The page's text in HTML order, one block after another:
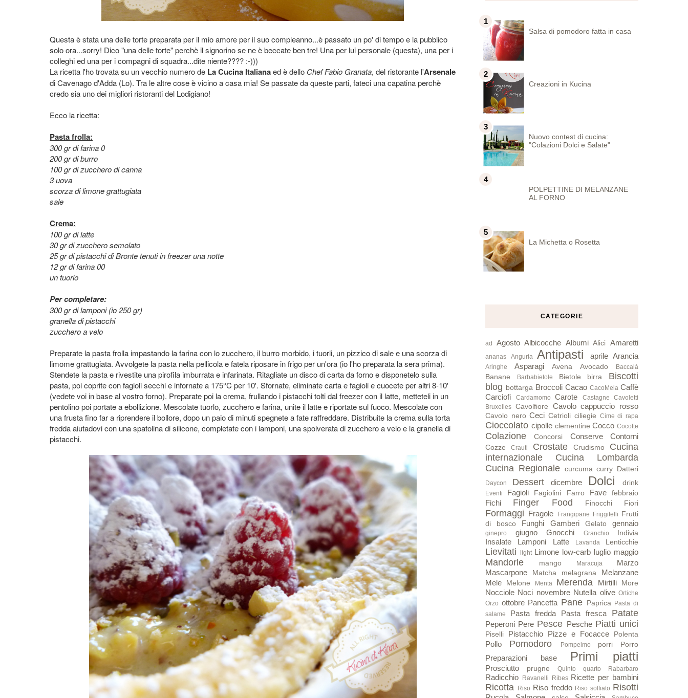
Questa è stata una delle torte preparata per il mio amore per il suo compleanno...è passato un po' di tempo e la pubblico
solo ora...sorry! Dico "una delle torte" perchè il signorino se ne è beccate ben tre! Una per lui personale (questa), una per i
colleghi ed una per i compagni di squadra...dite niente???? :-)))
La ricetta l'ho trovata su un vecchio numero de La Cucina Italianaed è dello Chef Fabio Granata, del ristorante l'Arsenale
di Cavenago d'Adda (Lo). Tra le altre cose è vicino a casa mia! Se passate da queste parti, fateci una capatina perchè
credo sia uno dei migliori ristoranti del Lodigiano!
Ecco la ricetta:
Pasta frolla:
300 gr di farina 0
200 gr di burro
100 gr di zucchero di canna
3 uova
scorza di limone grattugiata
sale
Crema:
100 gr di latte
30 gr di zucchero semolato
25 gr di pistacchi di Bronte tenuti in freezer una notte
12 gr di farina 00
un tuorlo
Per completare:
300 gr di lamponi (io 250 gr)
granella di pistacchi
zucchero a velo
Preparate la pasta frolla impastando la farina con lo zucchero, il burro morbido, i tuorli, un pizzico di sale e una scorza di
limome grattugiata. Avvolgete la pasta nella pellicola e fatela riposare in frigo per un'ora (io l'ho preparata la sera prima).
Stendete la pasta e rivestite una pirofila imburrata e infarinata. Ritagliate un disco di carta da forno e disponetelo sulla
pasta, poi coprite con fagioli secchi e infornate a 175°C per 10'. Sfornate, eliminate carta e fagioli e cuocete per altri 8-10'
(vedete voi in base al vostro forno). Preparate poi la crema, frullando i pistacchi tolti dal freezer con il latte, metteteli in un
pentolino poi portate a ebollizione. Mescolate tuorlo, zucchero e farina, unite il latte e riportate sul fuoco. Mescolate con
una frusta fino far a riprendere il bollore, dopo un paio di minuti spegnete a fate raffreddare. Distribuite la crema sulla torta
fredda aiutadovi con una spatolina di silicone, completate con i lamponi, una spolverata di zucchero a velo e la granella di
pistacchi.
Salsa di pomodoro fatta in casa
Creazioni in Kucina
Nuovo contest di cucina:
"Colazioni Dolci e Salate"
POLPETTINE DI MELANZANE
AL FORNO
La Michetta o Rosetta
CATEGORIE
ad Agosto Albicocche Albumi Alici Amaretti
ananas Anguria Antipasti aprile Arancia
Aringhe Asparagi Avena Avocado Baccalà
Banane Barbabietole Bietole birra
Biscotti
blog bottarga Broccoli Cacao CacoMela Caffè
Carciofi
Cardamomo Carote Castagne
Cavoletti
Bruxelles Cavolfiore Cavolo cappuccio rosso
Cavolo nero Ceci Cetrioli ciliegie Cime di rapa
Cioccolato cipolle clementine Cocco Cocotte
Colazione Concorsi Conserve Contorni
Cozze Crauti Crostate Crudismo
Cucina
internazionale
Cucina Lombarda
Cucina Regionale
curcuma curry Datteri
Daycon Dessert dicembre Dolci drink
Eventi Fagioli Fagiolini Farro Fave febbraio
Fichi Finger Food Finocchi Fiori
Formaggi Fragole Frangipane Friggitelli Frutti
di bosco
Funghi Gamberi Gelato gennaio
ginepro giugno Gnocchi Granchio Indivia
Insalate Lamponi Latte Lavanda Lenticchie
Lievitati light Limone low-carb luglio maggio
Mandorle mango Maracuja
Marzo
Mascarpone
Matcha melagrana
Melanzane
Mele
Melone Menta Merenda Mirtilli More
Nocciole Noci novembre Nutella olive Ortiche
Orzo ottobre Pancetta Pane Paprica Pasta di
salame
Pasta fredda Pasta fresca Patate
Peperoni Pere Pesce Pesche Piatti unici
Piselli Pistacchio Pizze e Focacce Polenta
Pollo Pomodoro Pompelmo porri Porro
Preparazioni base Primi piatti
Prosciutto prugne Quinto quarto Rabarbaro
Radicchio Ravanelli Ribes Ricette per bambini
Ricotta Riso Riso freddo Riso soffiato Risotti